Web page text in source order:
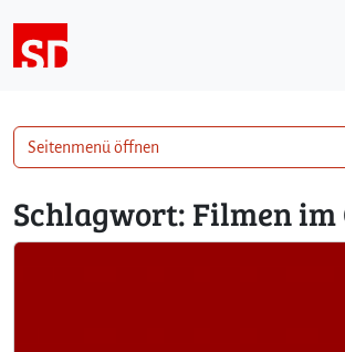
Schlagwort: Filmen
Seitenmenü öffnen